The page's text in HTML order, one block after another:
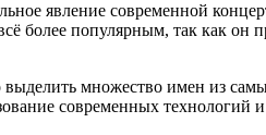
явление современной
более популярным, так как
множество имен из
современных